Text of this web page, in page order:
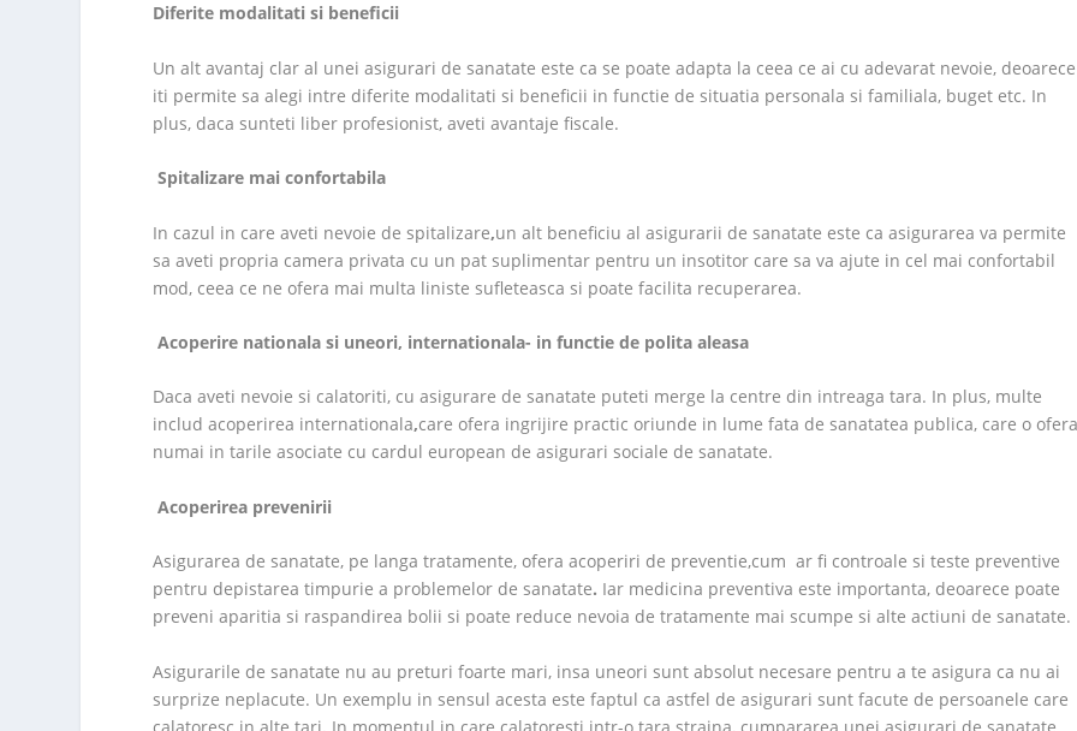
Diferite modalitati si beneficii
Un alt avantaj clar al unei asigurari de sanatate este ca se poate adapta la ceea ce ai cu adevarat nevoie, deoarece
iti permite sa alegi intre diferite modalitati si beneficii in functie de situatia personala si familiala, buget etc. In
plus, daca sunteti liber profesionist, aveti avantaje fiscale.
Spitalizare mai confortabila
In cazul in care aveti nevoie de spitalizare,un alt beneficiu al asigurarii de sanatate este ca asigurarea va permite
sa aveti propria camera privata cu un pat suplimentar pentru un insotitor care sa va ajute in cel mai confortabil
mod, ceea ce ne ofera mai multa liniste sufleteasca si poate facilita recuperarea.
Acoperire nationala si uneori, internationala- in functie de polita aleasa
Daca aveti nevoie si calatoriti, cu asigurare de sanatate puteti merge la centre din intreaga tara. In plus, multe
includ acoperirea internationala,care ofera ingrijire practic oriunde in lume fata de sanatatea publica, care o
numai in tarile asociate cu cardul european de asigurari sociale de sanatate.
Acoperirea prevenirii
Asigurarea de sanatate, pe langa tratamente, ofera acoperiri de preventie,cum ar fi controale si teste preventive
pentru depistarea timpurie a problemelor de sanatate. Iar medicina preventiva este importanta, deoarece poate
preveni aparitia si raspandirea bolii si poate reduce nevoia de tratamente mai scumpe si alte actiuni de sanatate.
Asigurarile de sanatate nu au preturi foarte mari, insa uneori sunt absolut necesare pentru a te asigura ca nu ai
surprize neplacute. Un exemplu in sensul acesta este faptul ca astfel de asigurari sunt facute de persoanele care
calatoresc in alte tari. In momentul in care calatoresti intr-o tara straina, cumpararea unei asigurari de sanatate